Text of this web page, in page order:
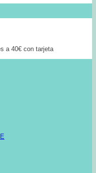
a 40€ con tarjeta